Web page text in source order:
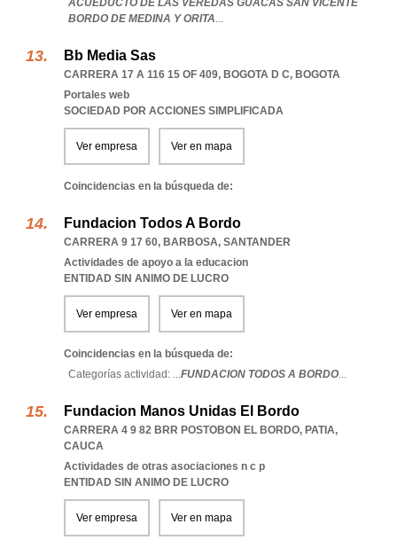
ACUEDUCTO DE LAS VEREDAS GUACAS SAN VICENTE
BORDO DE MEDINA Y ORITA...
Bb Media Sas
CARRERA 17 A 116 15 OF 409, BOGOTA D C, BOGOTA
Portales web
SOCIEDAD POR ACCIONES SIMPLIFICADA
Ver empresa Ver en mapa
Coincidencias en la búsqueda de:
Fundacion Todos A Bordo
CARRERA 9 17 60, BARBOSA, SANTANDER
Actividades de apoyo a la educacion
ENTIDAD SIN ANIMO DE LUCRO
Ver empresa Ver en mapa
Coincidencias en la búsqueda de:
Categorías actividad: ...FUNDACION TODOS A BORDO...
Fundacion Manos Unidas El Bordo
CARRERA 4 9 82 BRR POSTOBON EL BORDO, PATIA,
CAUCA
Actividades de otras asociaciones n c p
ENTIDAD SIN ANIMO DE LUCRO
Ver empresa Ver en mapa